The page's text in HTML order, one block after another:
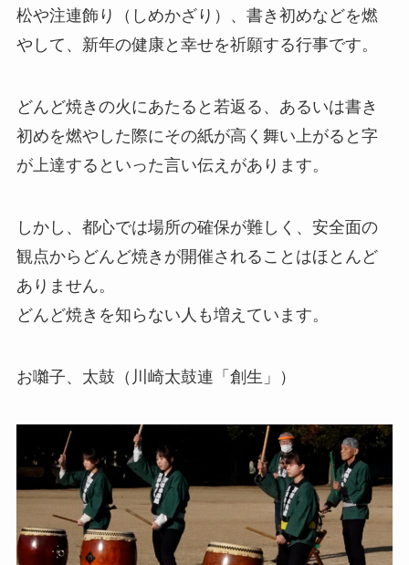
松や注連飾り（しめかざり）、書き初めなどを燃
やして、新年の健康と幸せを祈願する行事です。
どんど焼きの火にあたると若返る、あるいは書き
初めを燃やした際にその紙が高く舞い上がると字
が上達するといった言い伝えがあります。
しかし、都心では場所の確保が難しく、安全面の
観点からどんど焼きが開催されることはほとんど
ありません。
どんど焼きを知らない人も増えています。
お囃子、太鼓（川崎太鼓連「創生」）